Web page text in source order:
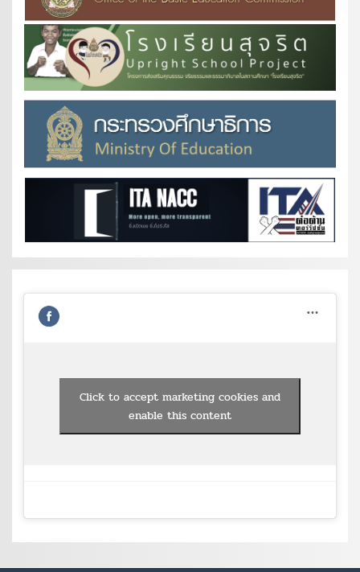
Click to accept marketing cookies and
enable this content